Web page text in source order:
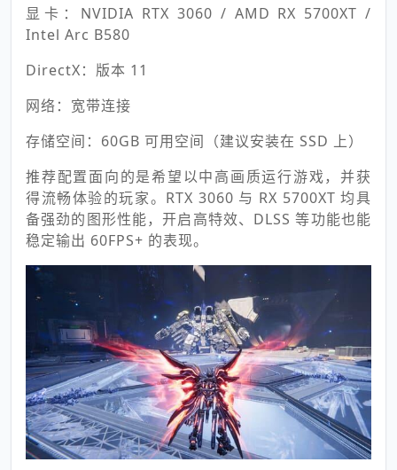
显卡：NVIDIA RTX 3060 / AMD RX 5700XT /
Intel Arc B580
DirectX：版本 11
网络：宽带连接
存储空间：60GB 可用空间（建议安装在 SSD 上）
推荐配置面向的是希望以中高画质运行游戏，并获
得流畅体验的玩家。RTX 3060 与 RX 5700XT 均具
备强劲的图形性能，开启高特效、DLSS 等功能也能
稳定输出 60FPS+ 的表现。